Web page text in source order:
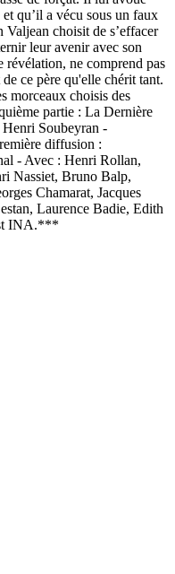
et qu’il a vécu sous un faux
Valjean choisit de s’effacer
leur avenir avec son
révélation, ne comprend pas
ce père qu'elle chérit tant.
morceaux choisis des
partie : La Dernière
Soubeyran -
diffusion :
- Avec : Henri Rollan,
Nassiet, Bruno Balp,
Chamarat, Jacques
Laurence Badie, Edith
INA.***